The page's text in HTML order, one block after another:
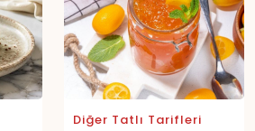
Diğer Tatlı Tarifleri